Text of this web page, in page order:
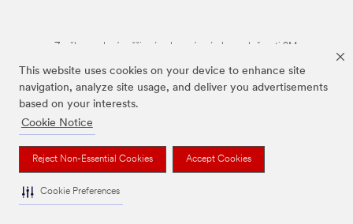
This website uses cookies on your device to enhance site
navigation, analyze site usage, and deliver you advertisements
based on your interests.
Cookie Notice
Reject Non-Essential Cookies Accept Cookies
Cookie Preferences
Značky uvedené vyššie sú ochranné známky spoločnosti 3M.